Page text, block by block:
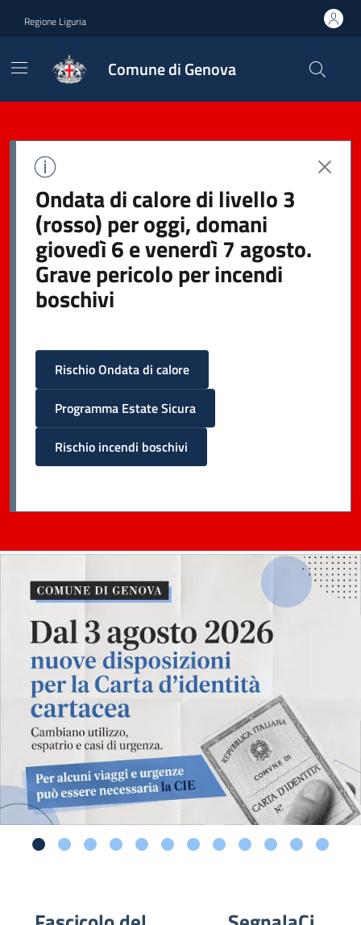
Regione Liguria
Comune di Genova
Ondata di calore di livello 3
(rosso) per oggi, domani
giovedì 6 e venerdì 7 agosto.
Grave pericolo per incendi
boschivi
Rischio Ondata di calore
Programma Estate Sicura
Rischio incendi boschivi